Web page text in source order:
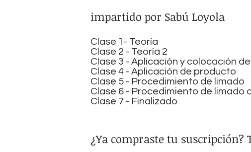
impartido por Sabú Loyola
Clase 1- Teoría
Clase 2 - Teoría 2
Clase 3 - Aplicación y colocación
Clase 4 - Aplicación de producto
Clase 5 - Procedimiento de limado
Clase 6 - Procedimiento de limado
Clase 7 - Finalizado
¿Ya compraste tu suscripción?